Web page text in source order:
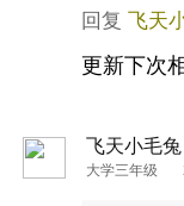
飞天
更新下次
飞天小毛兔
大学三年级